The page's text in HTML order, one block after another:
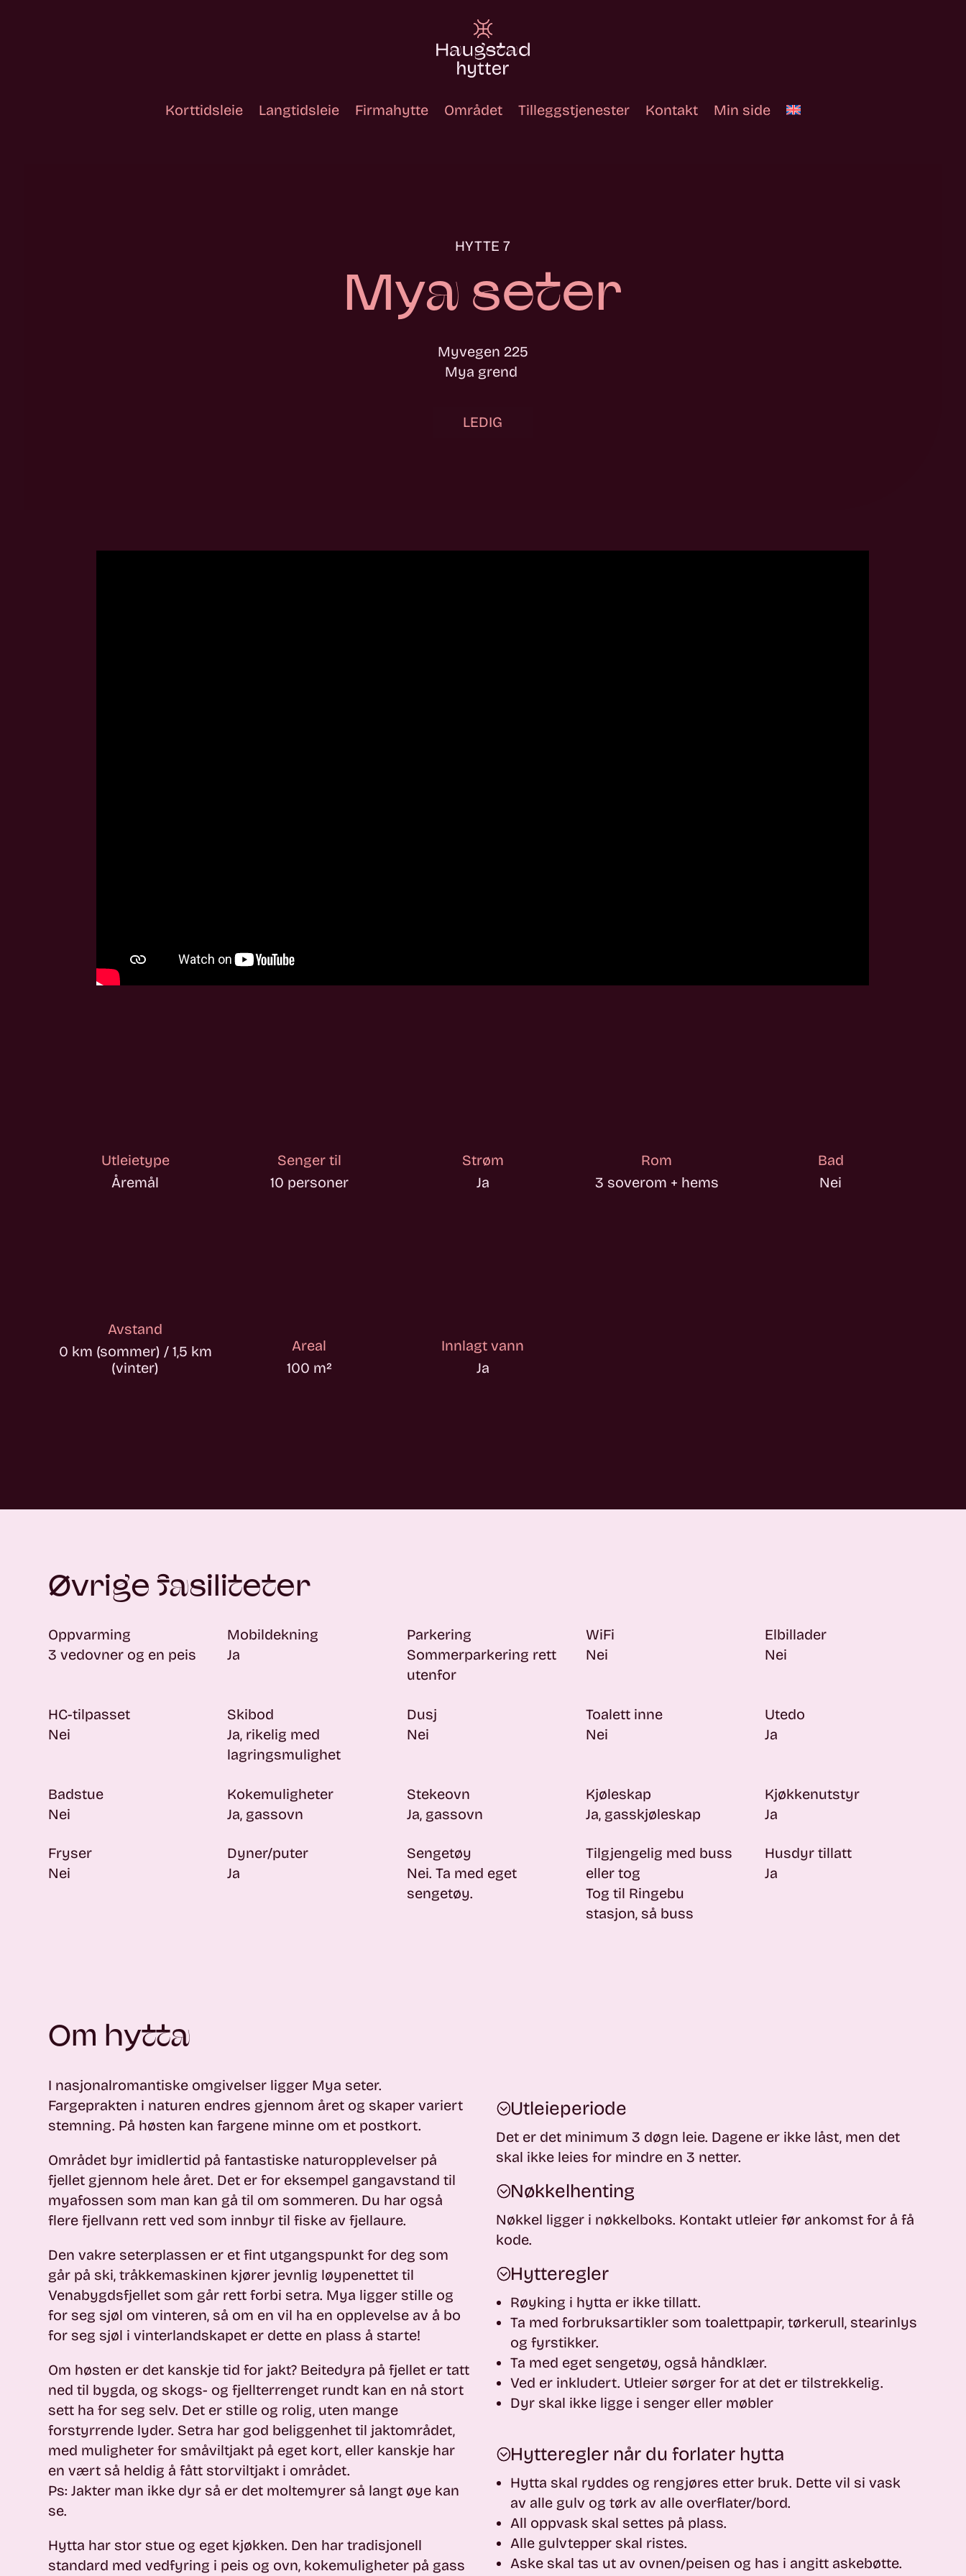
Korttidsleie Langtidsleie Firmahytte Området Tilleggstjenester Kontakt Min side
HYTTE 7
Mya seter
Myvegen 225
Mya grend
LEDIG
Utleietype
Åremål
Senger til
10 personer
Strøm
Ja
Rom
3 soverom + hems
Bad
Nei
Avstand
0 km (sommer) / 1,5 km
(vinter)
Areal
100 m²
Innlagt vann
Ja
Øvrige fasiliteter
Oppvarming
3 vedovner og en peis
Mobildekning
Ja
Parkering
Sommerparkering rett
utenfor
WiFi
Nei
Elbillader
Nei
HC-tilpasset
Nei
Skibod
Ja, rikelig med
lagringsmulighet
Dusj
Nei
Toalett inne
Nei
Utedo
Ja
Badstue
Nei
Kokemuligheter
Ja, gassovn
Stekeovn
Ja, gassovn
Kjøleskap
Ja, gasskjøleskap
Kjøkkenutstyr
Ja
Fryser
Nei
Dyner/puter
Ja
Sengetøy
Nei. Ta med eget
sengetøy.
Tilgjengelig med buss
eller tog
Tog til Ringebu
stasjon, så buss
Husdyr tillatt
Ja
Om hytta
I nasjonalromantiske omgivelser ligger Mya seter.
Fargeprakten i naturen endres gjennom året og skaper variert
stemning. På høsten kan fargene minne om et postkort.
Området byr imidlertid på fantastiske naturopplevelser på
fjellet gjennom hele året. Det er for eksempel gangavstand til
myafossen som man kan gå til om sommeren. Du har også
flere fjellvann rett ved som innbyr til fiske av fjellaure.
Den vakre seterplassen er et fint utgangspunkt for deg som
går på ski, tråkkemaskinen kjører jevnlig løypenettet til
Venabygdsfjellet som går rett forbi setra. Mya ligger stille og
for seg sjøl om vinteren, så om en vil ha en opplevelse av å bo
for seg sjøl i vinterlandskapet er dette en plass å starte!
Om høsten er det kanskje tid for jakt? Beitedyra på fjellet er tatt
ned til bygda, og skogs- og fjellterrenget rundt kan en nå stort
sett ha for seg selv. Det er stille og rolig, uten mange
forstyrrende lyder. Setra har god beliggenhet til jaktområdet,
med muligheter for småviltjakt på eget kort, eller kanskje har
en vært så heldig å fått storviltjakt i området.
Ps: Jakter man ikke dyr så er det moltemyrer så langt øye kan
se.
Hytta har stor stue og eget kjøkken. Den har tradisjonell
standard med vedfyring i peis og ovn, kokemuligheter på gass
Utleieperiode
Det er det minimum 3 døgn leie. Dagene er ikke låst, men det
skal ikke leies for mindre en 3 netter.
Nøkkelhenting
Nøkkel ligger i nøkkelboks. Kontakt utleier før ankomst for å få
kode.
Hytteregler
Røyking i hytta er ikke tillatt.
Ta med forbruksartikler som toalettpapir, tørkerull, stearinlys
og fyrstikker.
Ta med eget sengetøy, også håndklær.
Ved er inkludert. Utleier sørger for at det er tilstrekkelig.
Dyr skal ikke ligge i senger eller møbler
Hytteregler når du forlater hytta
Hytta skal ryddes og rengjøres etter bruk. Dette vil si vask
av alle gulv og tørk av alle overflater/bord.
All oppvask skal settes på plass.
Alle gulvtepper skal ristes.
Aske skal tas ut av ovnen/peisen og has i angitt askebøtte.